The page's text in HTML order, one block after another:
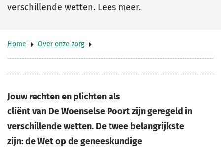
verschillende wetten. Lees meer.
Home Over onze zorg
Jouw rechten en plichten als
cliënt van De Woenselse Poort zijn geregeld in
verschillende wetten. De twee belangrijkste
zijn: de Wet op de geneeskundige